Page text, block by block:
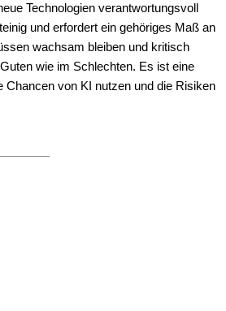
Technologien verantwortungsvoll
und erfordert ein gehöriges Maß an
wachsam bleiben und kritisch
wie im Schlechten. Es ist eine
von KI nutzen und die Risiken